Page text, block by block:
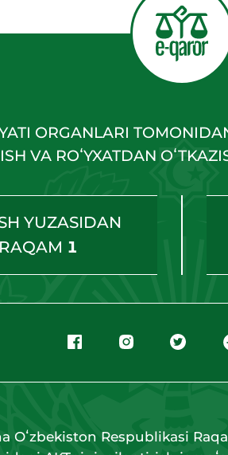
ORGANLARI
VA ROʻYXATDAN
YUZASIDAN
1
Oʻzbekiston Respublikasi